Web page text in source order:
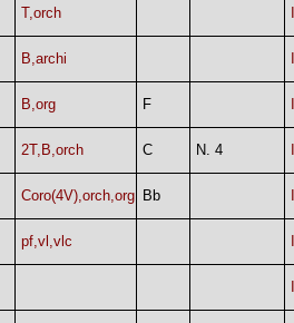
T,orch
B,archi
B,org F
2T,B,orch C N. 4
Coro(4V),orch,org Bb
pf,vl,vlc